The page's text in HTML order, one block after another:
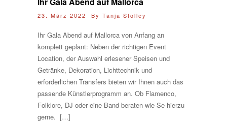
23. März 2022 By Tanja Stolley
Ihr Gala Abend auf Mallorca von Anfang an
komplett geplant: Neben der richtigen Event
Location, der Auswahl erlesener Speisen und
Getränke, Dekoration, Lichttechnik und
erforderlichen Transfers bieten wir Ihnen auch das
passende Künstlerprogramm an. Ob Flamenco,
Folklore, DJ oder eine Band beraten wie Se hierzu
gerne. […]